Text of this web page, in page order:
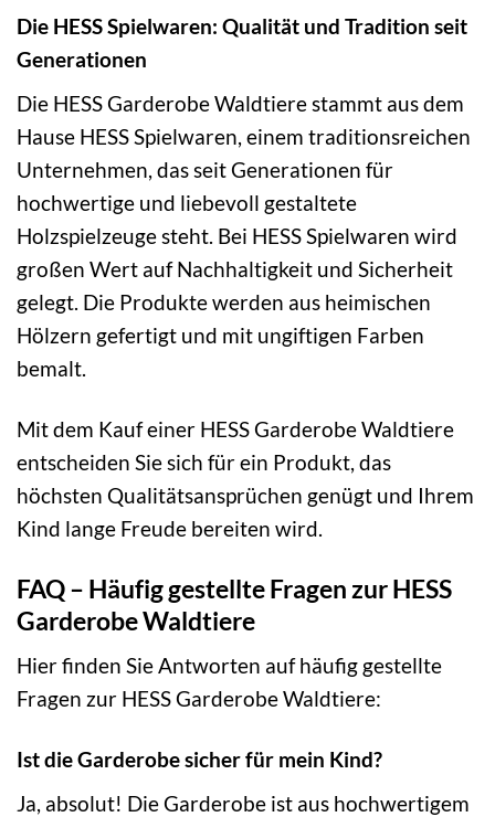
Die HESS Spielwaren: Qualität und Tradition seit
Generationen
Die HESS Garderobe Waldtiere stammt aus dem
Hause HESS Spielwaren, einem traditionsreichen
Unternehmen, das seit Generationen für
hochwertige und liebevoll gestaltete
Holzspielzeuge steht. Bei HESS Spielwaren wird
großen Wert auf Nachhaltigkeit und Sicherheit
gelegt. Die Produkte werden aus heimischen
Hölzern gefertigt und mit ungiftigen Farben
bemalt.
Mit dem Kauf einer HESS Garderobe Waldtiere
entscheiden Sie sich für ein Produkt, das
höchsten Qualitätsansprüchen genügt und Ihrem
Kind lange Freude bereiten wird.
FAQ – Häufig gestellte Fragen zur HESS
Garderobe Waldtiere
Hier finden Sie Antworten auf häufig gestellte
Fragen zur HESS Garderobe Waldtiere:
Ist die Garderobe sicher für mein Kind?
Ja, absolut! Die Garderobe ist aus hochwertigem